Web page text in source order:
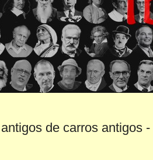
de carros antigos